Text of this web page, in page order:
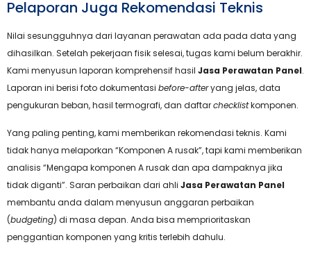
Pelaporan Juga Rekomendasi Teknis
Nilai sesungguhnya dari layanan perawatan ada pada data yang
dihasilkan. Setelah pekerjaan fisik selesai, tugas kami belum berakhir.
Kami menyusun laporan komprehensif hasil Jasa Perawatan Panel.
Laporan ini berisi foto dokumentasi before-afteryang jelas, data
pengukuran beban, hasil termografi, dan daftarchecklistkomponen.
Yang paling penting, kami memberikan rekomendasi teknis. Kami
tidak hanya melaporkan “Komponen A rusak”, tapi kami memberikan
analisis “Mengapa komponen A rusak dan apa dampaknya jika
tidak diganti”. Saran perbaikan dari ahli Jasa Perawatan Panel
membantu anda dalam menyusun anggaran perbaikan
(budgeting) di masa depan. Anda bisa memprioritaskan
penggantian komponen yang kritis terlebih dahulu.